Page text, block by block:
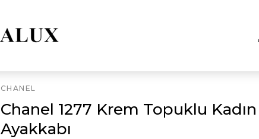
CHANEL
Chanel 1277 Krem Topuklu Kadın
Ayakkabı